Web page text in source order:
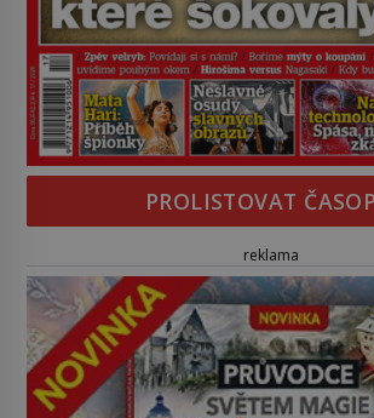
PROLISTOVAT
reklama